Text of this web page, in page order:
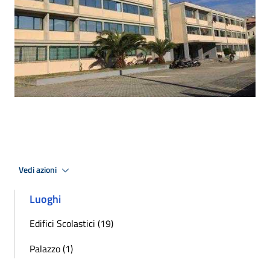
Vedi azioni
Luoghi
Edifici Scolastici (19)
Palazzo (1)